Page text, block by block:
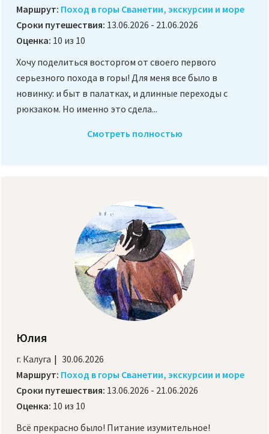
Маршрут: Поход в горы Сванетии, экскурсии и море
Сроки путешествия: 13.06.2026 - 21.06.2026
Оценка: 10 из 10
Хочу поделиться восторгом от своего первого
серьезного похода в горы! Для меня все было в
новинку: и быт в палатках, и длинные переходы с
рюкзаком. Но именно это сдела...
Смотреть полностью
Юлия
г. Калуга
30.06.2026
Маршрут: Поход в горы Сванетии, экскурсии и море
Сроки путешествия: 13.06.2026 - 21.06.2026
Оценка: 10 из 10
Всё прекрасно было! Питание изумительное!